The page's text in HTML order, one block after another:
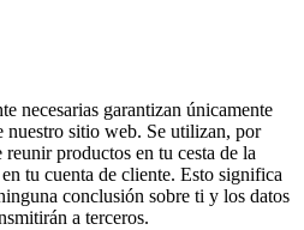
necesarias garantizan únicamente
nuestro sitio web. Se utilizan, por
productos en tu cesta de la
tu cuenta de cliente. Esto significa
conclusión sobre ti y los datos
a terceros.